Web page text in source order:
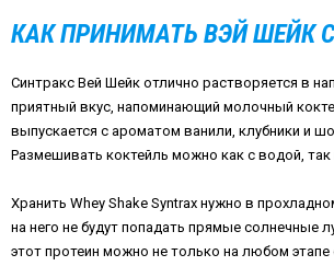
КАК ПРИНИМАТЬ ВЭЙ ШЕЙК
Синтракс Вей Шейк отлично растворяется в
приятный вкус, напоминающий молочный
выпускается с ароматом ванили, клубники и
Размешивать коктейль можно как с водой,
Хранить Whey Shake Syntrax нужно в
на него не будут попадать прямые солнечные
этот протеин можно не только на любом этапе